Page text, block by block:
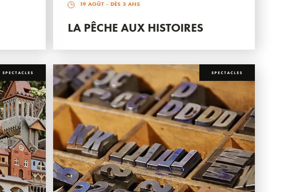
19 AOÛT - DÈS 3 ANS
LA PÊCHE AUX HISTOIRES
SPECTACLES SPECTACLES